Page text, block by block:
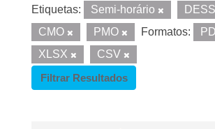
Etiquetas: Semi-horário
CMO
PMO Formatos:
XLSX
CSV
Filtrar Resultados